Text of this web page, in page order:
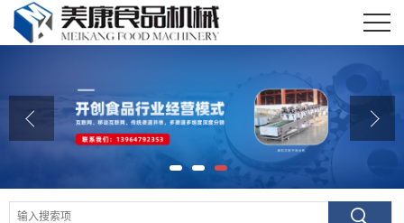
公司介绍
公司动态
产品展厅